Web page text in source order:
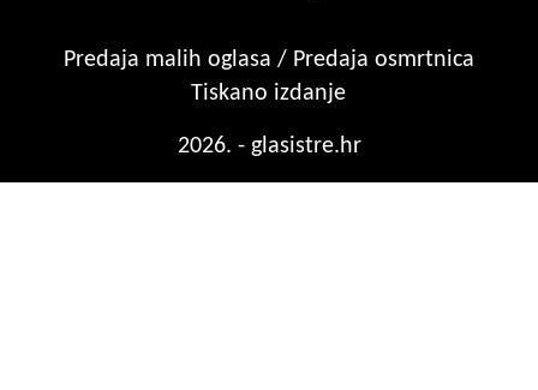
Predaja malih oglasa / Predaja osmrtnica
Tiskano izdanje
2026. - glasistre.hr